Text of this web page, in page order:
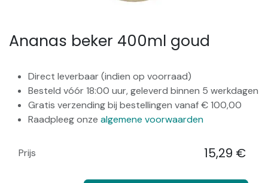
Ananas beker 400ml goud
Direct leverbaar (indien op voorraad)
Besteld vóór 18:00 uur, geleverd binnen 5 werkdagen
Gratis verzending bij bestellingen vanaf € 100,00
Raadpleeg onze algemene voorwaarden
Prijs 15,29 €